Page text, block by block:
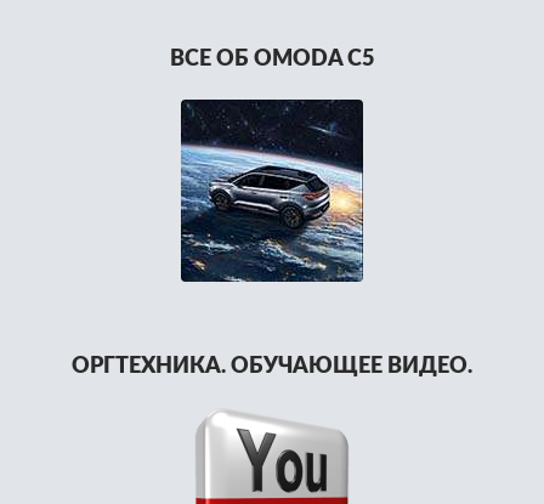
ВСЕ ОБ OMODA C5
ОРГТЕХНИКА. ОБУЧАЮЩЕЕ ВИДЕО.